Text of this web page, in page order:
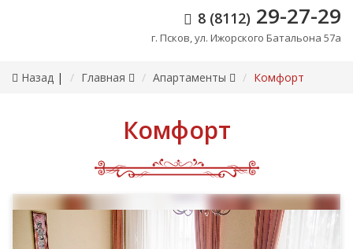
8 (8112) 29-27-29
г. Псков, ул. Ижорского Батальона 57а
Назад | Главная Апартаменты Комфорт
Комфорт